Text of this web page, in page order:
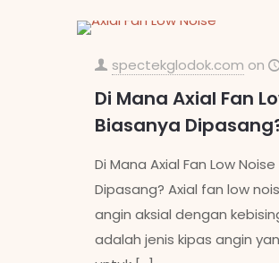
spectekglodok.com on
Di Mana Axial Fan
Biasanya
Di Mana Axial Fan Low
Dipasang? Axial fan low
angin aksial dengan
adalah jenis kipas angin